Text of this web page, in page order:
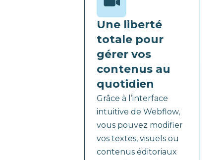
Une liberté
totale pour
gérer vos
contenus au
quotidien
Grâce à l’interface
intuitive de Webflow,
vous pouvez modifier
vos textes, visuels ou
contenus éditoriaux